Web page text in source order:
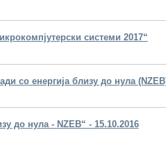
системи 2017“
со енергија близу до нула
до нула - NZEB“ - 15.10.2016